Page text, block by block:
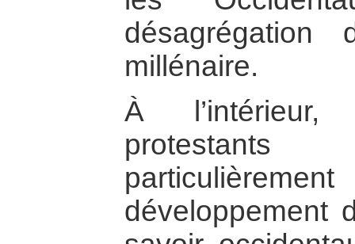
désagrégation
millénaire.
À l’intérieur,
développement